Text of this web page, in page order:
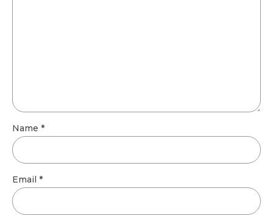
Name *
Email *